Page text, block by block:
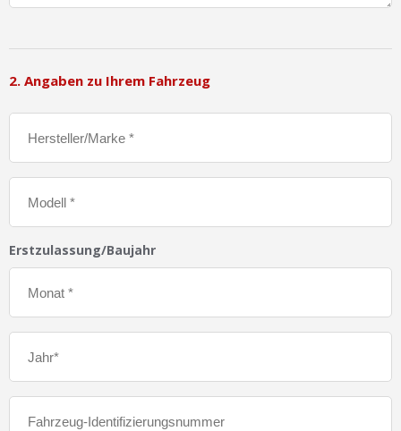
2. Angaben zu Ihrem Fahrzeug
Erstzulassung/Baujahr